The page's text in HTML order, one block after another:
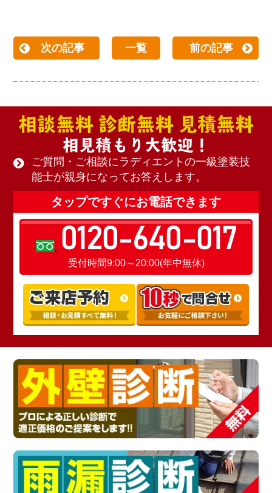
次の記事 一覧 前の記事
相談無料 診断無料 見積無料
相見積もり大歓迎！
ご質問・ご相談にラディエントの一級塗装技
能士が親身になってお答えします。
タップですぐにお電話できます
0120-640-017
受付時間9:00～20:00(年中無休)